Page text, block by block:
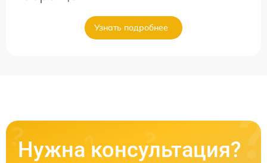
Узнать подробнее
Нужна консультация?